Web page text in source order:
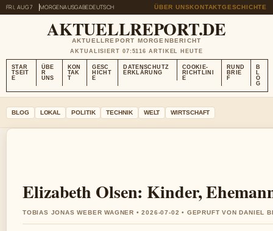
FRI, AUG 7 MORGENAUSGABEDEUTSCH ÜBER UNSKONTAKTGESCHICHTE
AKTUELLREPORT.DE
AKTUELLREPORT MORGENBERICHT
AKTUALISIERT 07:5116 ARTIKEL HEUTE
STAR
TSEIT
E
ÜBE
R
UNS
KON
TAK
T
GESC
HICHT
E
DATENSCHUTZ
ERKLÄRUNG
COOKIE-
RICHTLINI
E
RUND
BRIE
F
B
L
O
G
BLOG LOKAL POLITIK TECHNIK WELT WIRTSCHAFT
Elizabeth Olsen: Kinder,
TOBIAS JONAS WEBER WAGNER • 2026-07-02 • GEPRUFT VON DANIEL